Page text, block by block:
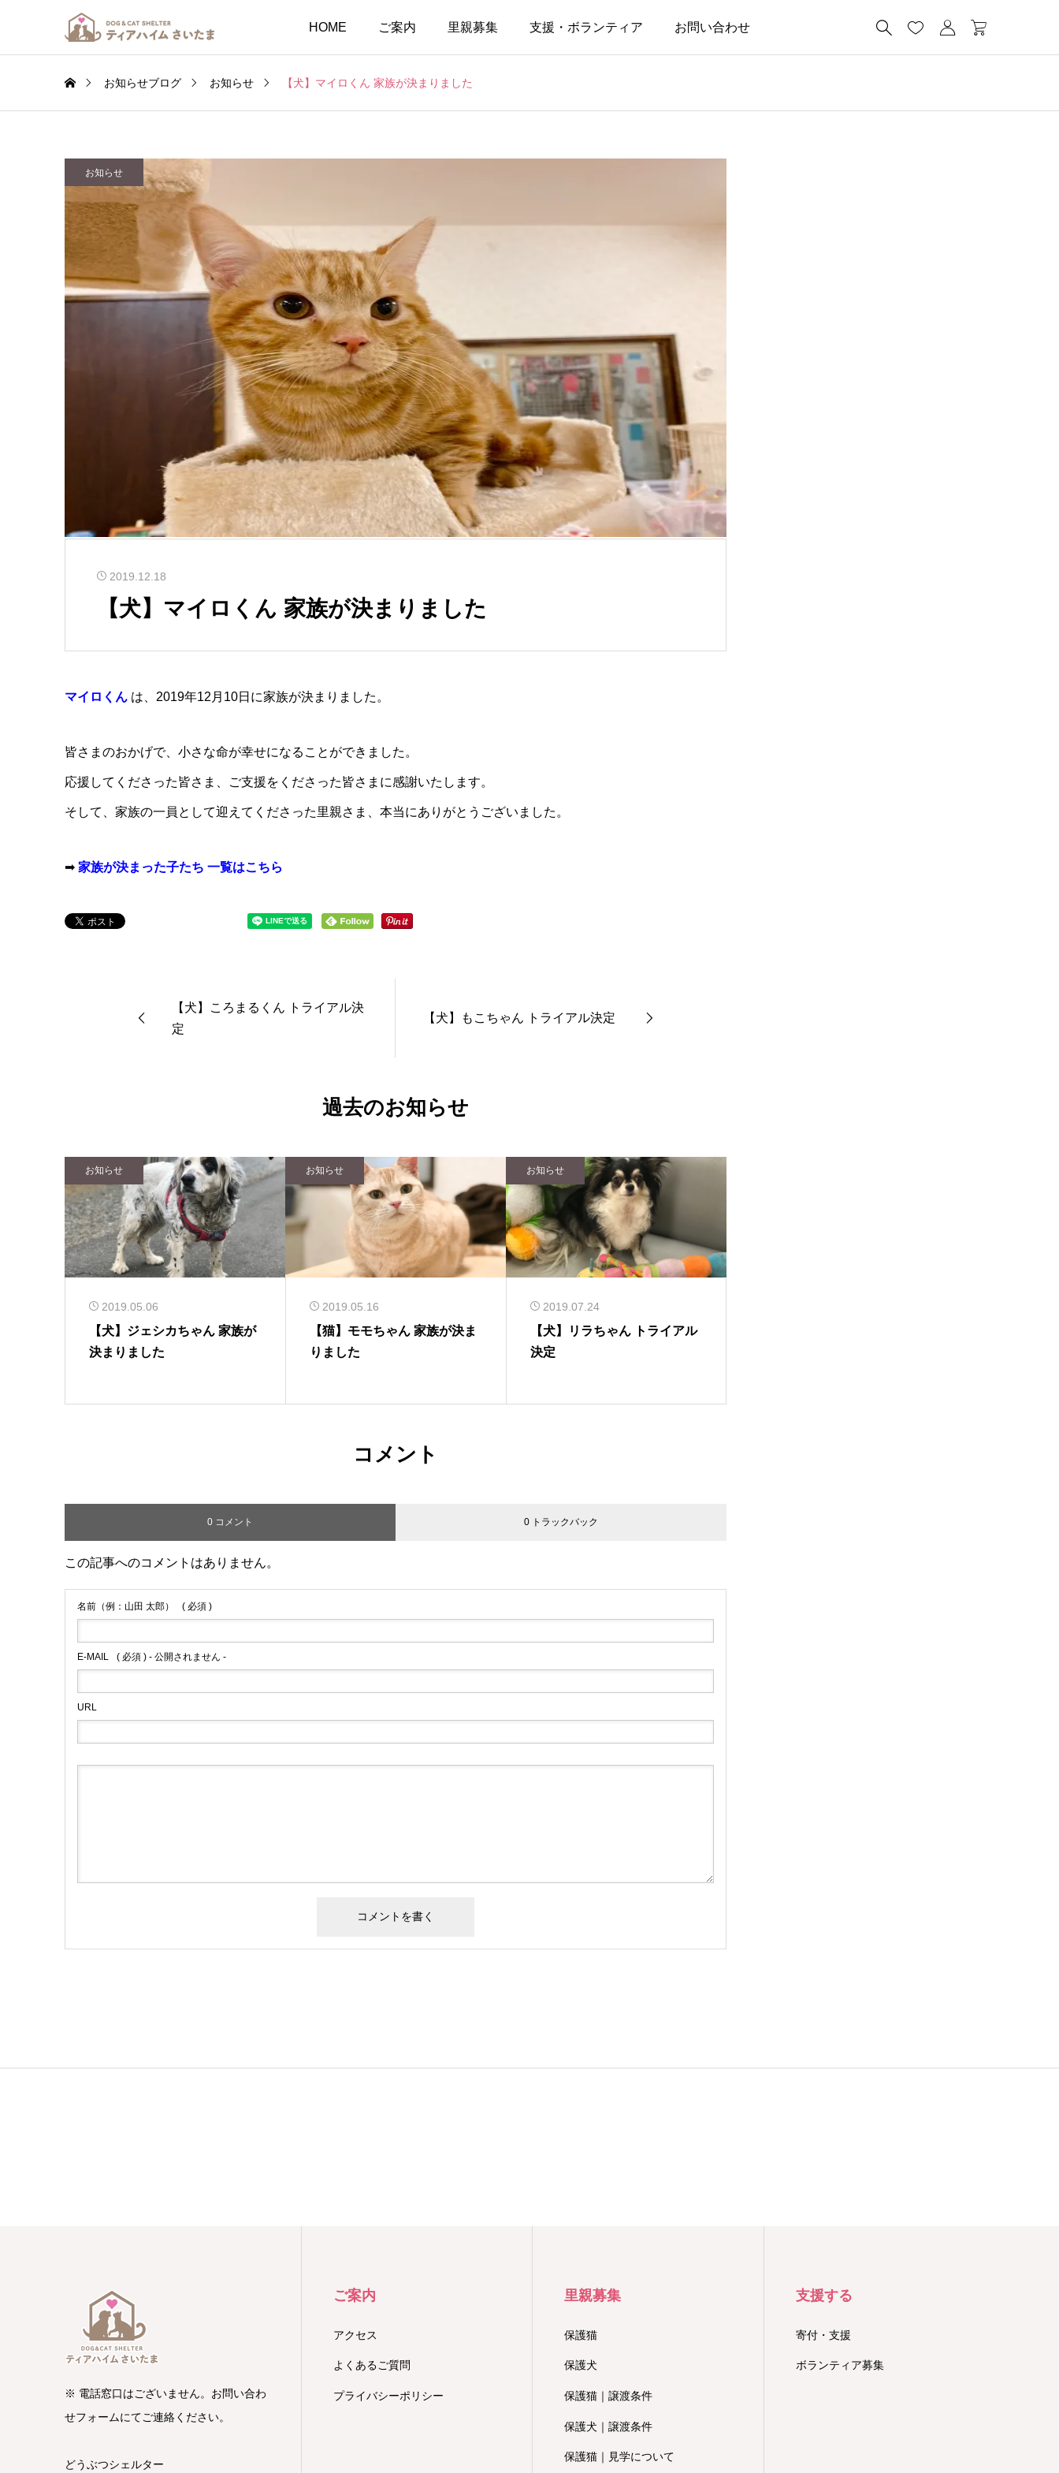
HOME ご案内 里親募集 支援・ボランティア お問い合わせ    
お知らせブログ お知らせ 【犬】マイロくん 家族が決まりました
お知らせ
2019.12.18
【犬】マイロくん 家族が決まりました
マイロくん は、2019年12月10日に家族が決まりました。
皆さまのおかげで、小さな命が幸せになることができました。
応援してくださった皆さま、ご支援をくださった皆さまに感謝いたします。
そして、家族の一員として迎えてくださった里親さま、本当にありがとうございました。
➡ 家族が決まった子たち 一覧はこちら
【犬】ころまるくん トライアル決
定
【犬】もこちゃん トライアル決定
過去のお知らせ
お知らせ
2019.05.06
【犬】ジェシカちゃん 家族が
決まりました
お知らせ
2019.05.16
【猫】モモちゃん 家族が決ま
りました
お知らせ
2019.07.24
【犬】リラちゃん トライアル
決定
コメント
0 コメント 0 トラックバック
この記事へのコメントはありません。
名前（例：山田 太郎） ( 必須 )
E-MAIL ( 必須 ) - 公開されません -
URL
※ 電話窓口はございません。お問い合わ
せフォームにてご連絡ください。
どうぶつシェルター
ご案内
アクセス
よくあるご質問
プライバシーポリシー
里親募集
保護猫
保護犬
保護猫｜譲渡条件
保護犬｜譲渡条件
保護猫｜見学について
支援する
寄付・支援
ボランティア募集